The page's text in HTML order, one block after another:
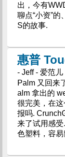
出，今有
聊点“小资”的
S的故事.
惠普
- Jeff - 爱范儿
Palm 又回来
alm 拿出的
很完美，在
报吗.
来了试用感
色塑料，容